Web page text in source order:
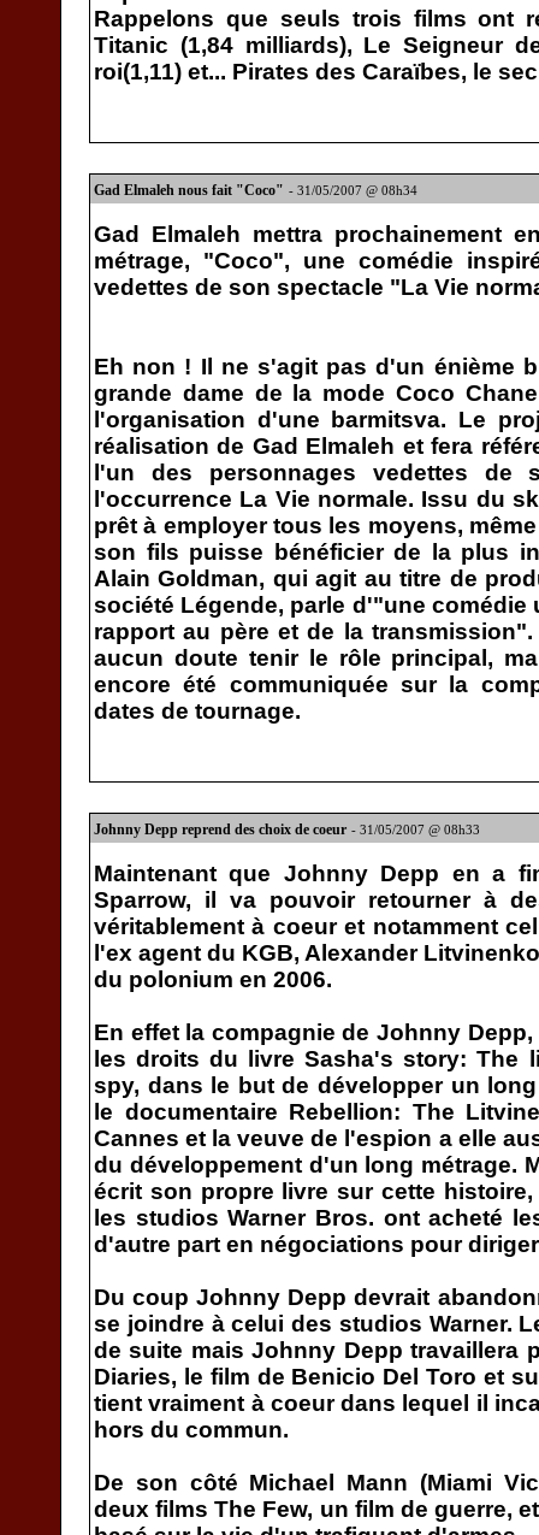
Rappelons que seuls trois films ont
Titanic (1,84 milliards), Le Seigneur
roi(1,11) et... Pirates des Caraïbes, le
Gad Elmaleh nous fait "Coco" - 31/05/2007 @ 08h34
Gad Elmaleh mettra prochainement
métrage, "Coco", une comédie
vedettes de son spectacle "La Vie
Eh non ! Il ne s'agit pas d'un énième
grande dame de la mode Coco
l'organisation d'une barmitsva. Le
réalisation de Gad Elmaleh et fera
l'un des personnages vedettes de
l'occurrence La Vie normale. Issu du
prêt à employer tous les moyens,
son fils puisse bénéficier de la plus
Alain Goldman, qui agit au titre de
société Légende, parle d'"une comédie
rapport au père et de la
aucun doute tenir le rôle principal,
encore été communiquée sur la
dates de tournage.
Johnny Depp reprend des choix de coeur - 31/05/2007 @ 08h33
Maintenant que Johnny Depp en a
Sparrow, il va pouvoir retourner à
véritablement à coeur et notamment
l'ex agent du KGB, Alexander
du polonium en 2006.
En effet la compagnie de Johnny
les droits du livre Sasha's story: The
spy, dans le but de développer un
le documentaire Rebellion: The
Cannes et la veuve de l'espion a elle
du développement d'un long métrage.
écrit son propre livre sur cette
les studios Warner Bros. ont acheté
d'autre part en négociations pour
Du coup Johnny Depp devrait
se joindre à celui des studios Warner.
de suite mais Johnny Depp travaillera
Diaries, le film de Benicio Del Toro et
tient vraiment à coeur dans lequel il
hors du commun.
De son côté Michael Mann (Miami
deux films The Few, un film de guerre,